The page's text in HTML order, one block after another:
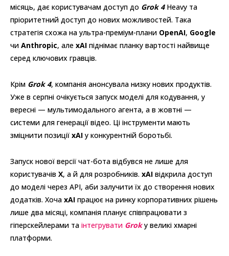
місяць, дає користувачам доступ до Grok 4 Heavy та
пріоритетний доступ до нових можливостей. Така
стратегія схожа на ультра-преміум-плани OpenAI, Google
чи Anthropic, але xAI піднімає планку вартості найвище
серед ключових гравців.
Крім Grok 4, компанія анонсувала низку нових продуктів.
Уже в серпні очікується запуск моделі для кодування, у
вересні — мультимодального агента, а в жовтні —
системи для генерації відео. Ці інструменти мають
зміцнити позиції xAI у конкурентній боротьбі.
Запуск нової версії чат-бота відбувся не лише для
користувачів X, а й для розробників. xAI відкрила доступ
до моделі через API, аби залучити їх до створення нових
додатків. Хоча xAI працює на ринку корпоративних рішень
лише два місяці, компанія планує співпрацювати з
гіперскейлерами та інтегрувати Grokу великі хмарні
платформи.